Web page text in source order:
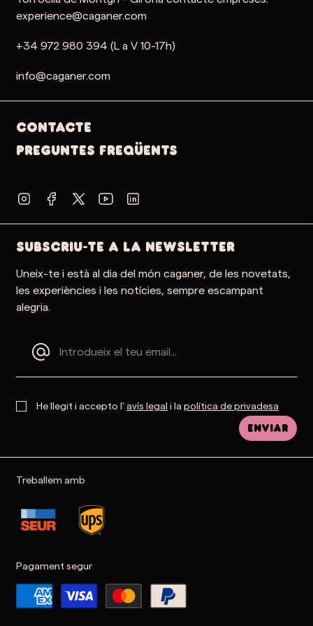
experience@caganer.com
+34 972 980 394 (L a V 10-17h)
info@caganer.com
Contacte
PREGUNTES FREQÜENTS
SUBSCRIU-TE A LA NEWSLETTER
Uneix-te i està al dia del món caganer, de les novetats,
les experiències i les notícies, sempre escampant
alegria.
He llegit i accepto l' avís legal i la política de privadesa
Enviar
Treballem amb
Pagament segur